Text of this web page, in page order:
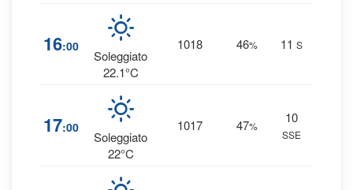
16:00
Soleggiato
22.1°C
1018 46% 11 S
17:00
Soleggiato
22°C
1017 47%
10
SSE